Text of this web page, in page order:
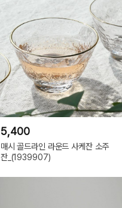
5,400
매시 골드라인 라운드 사케잔 소주
잔_(1939907)